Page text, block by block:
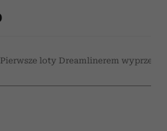
Pierwsze loty Dreamlinerem